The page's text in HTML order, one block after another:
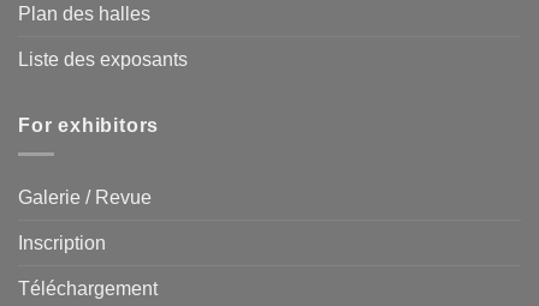
Plan des halles
Liste des exposants
For exhibitors
Galerie / Revue
Inscription
Téléchargement